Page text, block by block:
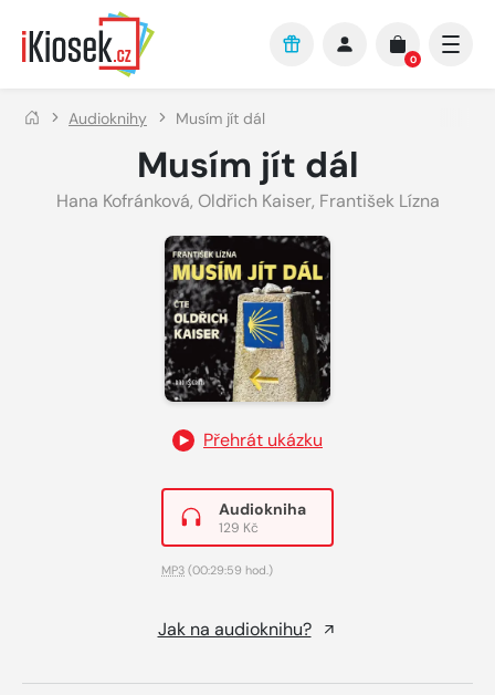
Přejít na hlavní obsah
0
Audioknihy Musím jít dál
Musím jít dál
Hana Kofránková, Oldřich Kaiser, František Lízna
Přehrát ukázku
Audiokniha
129 Kč
MP3 (00:29:59 hod.)
Jak na audioknihu?